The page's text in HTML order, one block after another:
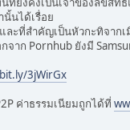
นได้เรื่อย
ะที่สำคัญเป็นหัวกะทิจากเ
าก Pornhub ยังมี
3jWirGx
ค่าธรรมเนียมถูกได้ที่